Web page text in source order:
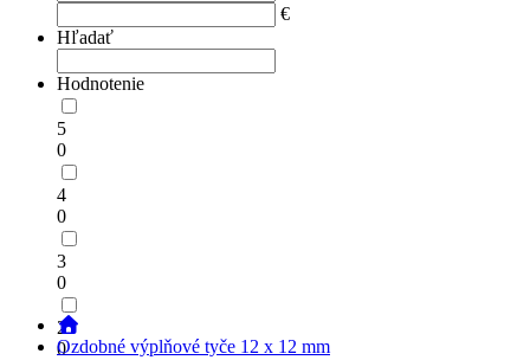
€
Hľadať
Hodnotenie
5
0
4
0
3
0
2
0
Ozdobné výplňové tyče 12 x 12 mm